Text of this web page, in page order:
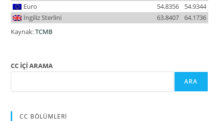
Euro
54.9344
54.8356
İngiliz Sterlini
64.1736
63.8407
Kaynak:TCMB
CC İÇİ ARAMA
ARA
CC BÖLÜMLERİ